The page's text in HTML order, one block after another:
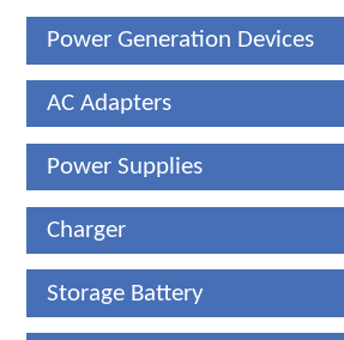
Power Generation Devices
AC Adapters
Power Supplies
Charger
Storage Battery